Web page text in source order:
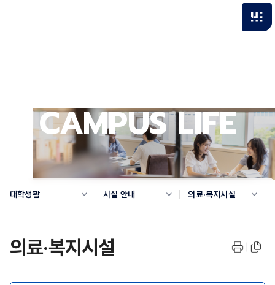
CAMPUS LIFE
대학생활 시설 안내 의료·복지시설
의료·복지시설